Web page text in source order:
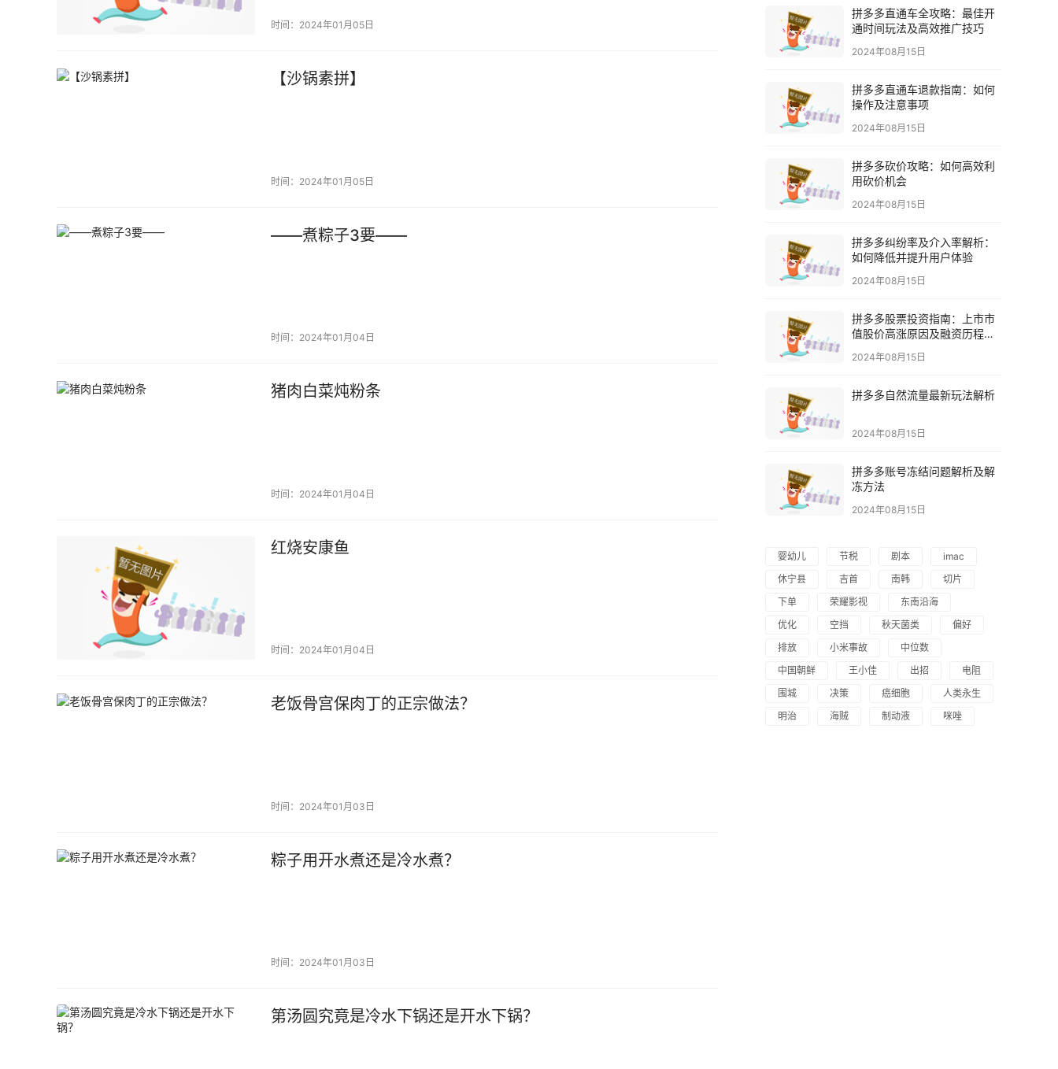
时间：2024年01月05日
【沙锅素拼】
时间：2024年01月05日
——煮粽子3要——
时间：2024年01月04日
猪肉白菜炖粉条
时间：2024年01月04日
红烧安康鱼
时间：2024年01月04日
老饭骨宫保肉丁的正宗做法？
时间：2024年01月03日
粽子用开水煮还是冷水煮？
时间：2024年01月03日
第汤圆究竟是冷水下锅还是开水下锅？
拼多多直通车全攻略：最佳开
通时间玩法及高效推广技巧
2024年08月15日
拼多多直通车退款指南：如何
操作及注意事项
2024年08月15日
拼多多砍价攻略：如何高效利
用砍价机会
2024年08月15日
拼多多纠纷率及介入率解析：
如何降低并提升用户体验
2024年08月15日
拼多多股票投资指南：上市市
值股价高涨原因及融资历程解
2024年08月15日
拼多多自然流量最新玩法解析
2024年08月15日
拼多多账号冻结问题解析及解
冻方法
2024年08月15日
婴幼儿 节税 剧本
imac
休宁县
吉首 南韩
切片
下单
荣耀影视
东南沿海
优化
空挡 秋天菌类
偏好
排放
小米事故
中位数
中国朝鲜
王小佳 出招
电阻
围城
决策 癌细胞
人类永生
明治
海贼 制动液 咪唑